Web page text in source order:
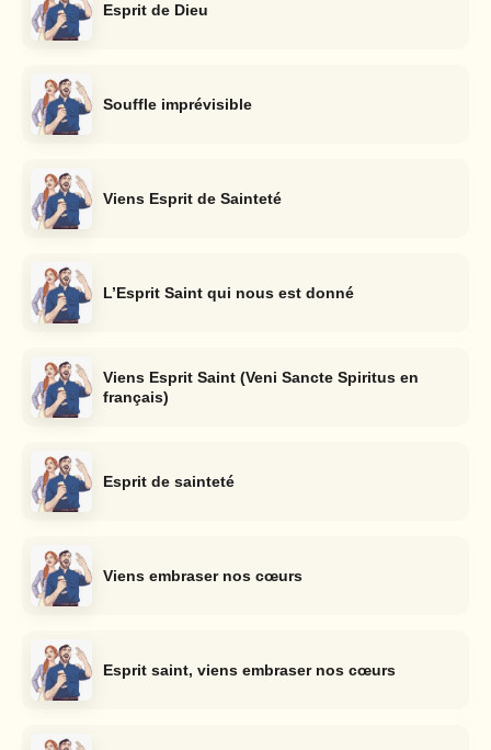
Esprit de Dieu
Souffle imprévisible
Viens Esprit de Sainteté
L’Esprit Saint qui nous est donné
Viens Esprit Saint (Veni Sancte Spiritus en
français)
Esprit de sainteté
Viens embraser nos cœurs
Esprit saint, viens embraser nos cœurs